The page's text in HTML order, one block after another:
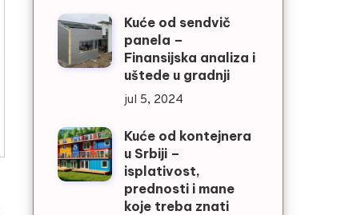
Kuće od sendvič
panela –
Finansijska analiza i
uštede u gradnji
jul 5, 2024
Kuće od kontejnera
u Srbiji –
isplativost,
prednosti i mane
koje treba znati